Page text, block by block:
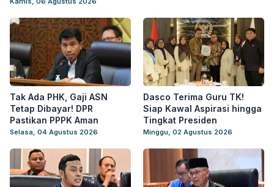
Tak Ada PHK, Gaji ASN
Tetap Dibayar! DPR
Pastikan PPPK Aman
Selasa, 04 Agustus 2026
Dasco Terima Guru TK!
Siap Kawal Aspirasi hingga
Tingkat Presiden
Minggu, 02 Agustus 2026